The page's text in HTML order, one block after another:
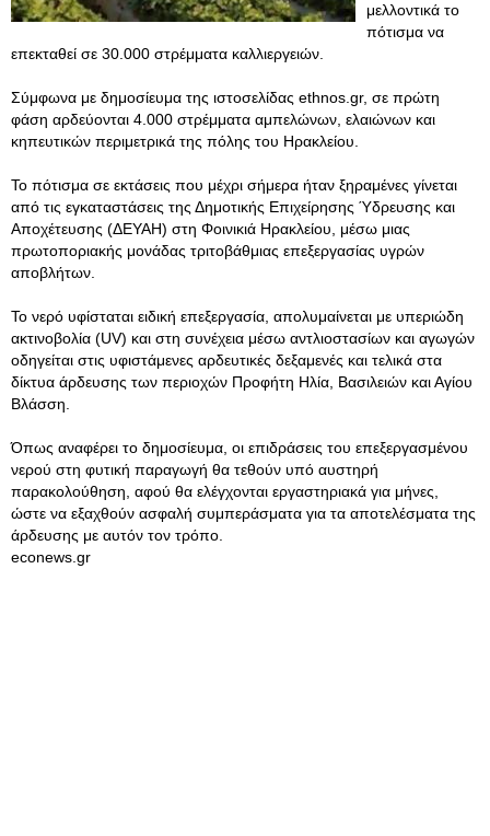
μελλοντικά το
πότισμα να
επεκταθεί σε 30.000 στρέμματα καλλιεργειών.
Σύμφωνα με δημοσίευμα της ιστοσελίδας ethnos.gr, σε πρώτη
φάση αρδεύονται 4.000 στρέμματα αμπελώνων, ελαιώνων και
κηπευτικών περιμετρικά της πόλης του Ηρακλείου.
Το πότισμα σε εκτάσεις που μέχρι σήμερα ήταν ξηραμένες γίνεται
από τις εγκαταστάσεις της Δημοτικής Επιχείρησης Ύδρευσης και
Αποχέτευσης (ΔΕΥΑΗ) στη Φοινικιά Ηρακλείου, μέσω μιας
πρωτοποριακής μονάδας τριτοβάθμιας επεξεργασίας υγρών
αποβλήτων.
Το νερό υφίσταται ειδική επεξεργασία, απολυμαίνεται με υπεριώδη
ακτινοβολία (UV) και στη συνέχεια μέσω αντλιοστασίων και αγωγών
οδηγείται στις υφιστάμενες αρδευτικές δεξαμενές και τελικά στα
δίκτυα άρδευσης των περιοχών Προφήτη Ηλία, Βασιλειών και Αγίου
Βλάσση.
Όπως αναφέρει το δημοσίευμα, οι επιδράσεις του επεξεργασμένου
νερού στη φυτική παραγωγή θα τεθούν υπό αυστηρή
παρακολούθηση, αφού θα ελέγχονται εργαστηριακά για μήνες,
ώστε να εξαχθούν ασφαλή συμπεράσματα για τα αποτελέσματα της
άρδευσης με αυτόν τον τρόπο.
econews.gr